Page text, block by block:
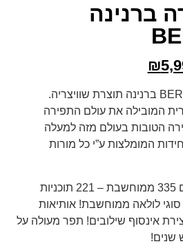
ברנינה
₪
מכונת תפירה BERNINA 335 ברנינה תוצרת שוויצריה.
המובילה את עולם התפירה
הטובות בעולם מזה למעלה
המומלצות ע”י כל מורות
מכונת תפירה ברנינה דגם 335 ממוחשבת – 221 תוכניות
תפירה ושילובי תפרים! 5 סוגי לולאה ממוחשבת! אותיאות
ליצירת אינסוף שילובים! תפר מעולה על
שנים!